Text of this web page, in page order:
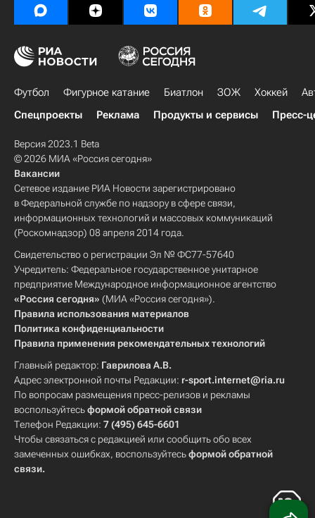
Футбол Фигурное катание Биатлон ЗОЖ Хоккей
Спецпроекты
Реклама Продукты и сервисы Пресс-
Версия 2023.1 Beta
© 2026 МИА «Россия сегодня»
Вакансии
Сетевое издание РИА Новости зарегистрировано
в Федеральной службе по надзору в сфере связи,
информационных технологий и массовых коммуникаций
(Роскомнадзор) 08 апреля 2014 года.
Свидетельство о регистрации Эл № ФС77-57640
Учредитель: Федеральное государственное унитарное
предприятие Международное информационное агентство
«Россия сегодня» (МИА «Россия сегодня»).
Правила использования материалов
Политика конфиденциальности
Правила применения рекомендательных технологий
Главный редактор: Гаврилова А.В.
Адрес электронной почты Редакции: r-sport.internet@ria.ru
По вопросам размещения пресс-релизов и рекламы
воспользуйтесьформой обратной связи
Телефон Редакции: 7 (495) 645-6601
Чтобы связаться с редакцией или сообщить обо всех
замеченных ошибках, воспользуйтесьформой обратной
связи.